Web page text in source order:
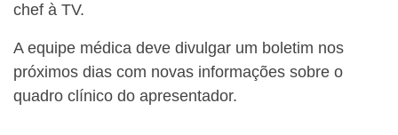
chef à TV.
A equipe médica deve divulgar um boletim nos
próximos dias com novas informações sobre o
quadro clínico do apresentador.